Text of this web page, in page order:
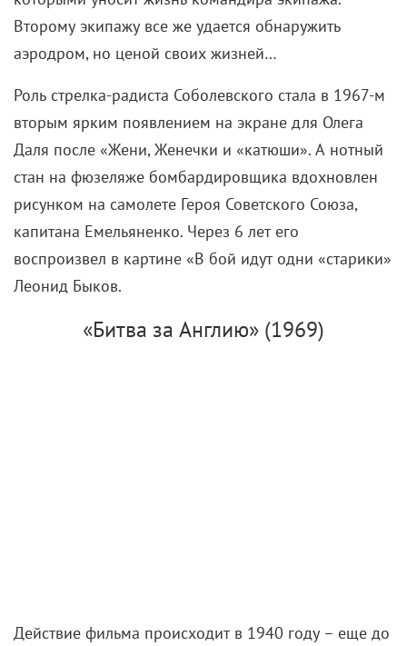
Второму экипажу все же удается обнаружить
аэродром, но ценой своих жизней…
Роль стрелка-радиста Соболевского стала в 1967-м
вторым ярким появлением на экране для Олега
Даля после «Жени, Женечки и «катюши». А нотный
стан на фюзеляже бомбардировщика вдохновлен
рисунком на самолете Героя Советского Союза,
капитана Емельяненко. Через 6 лет его
воспроизвел в картине «В бой идут одни «старики»
Леонид Быков.
«Битва за Англию» (1969)
Действие фильма происходит в 1940 году – еще до